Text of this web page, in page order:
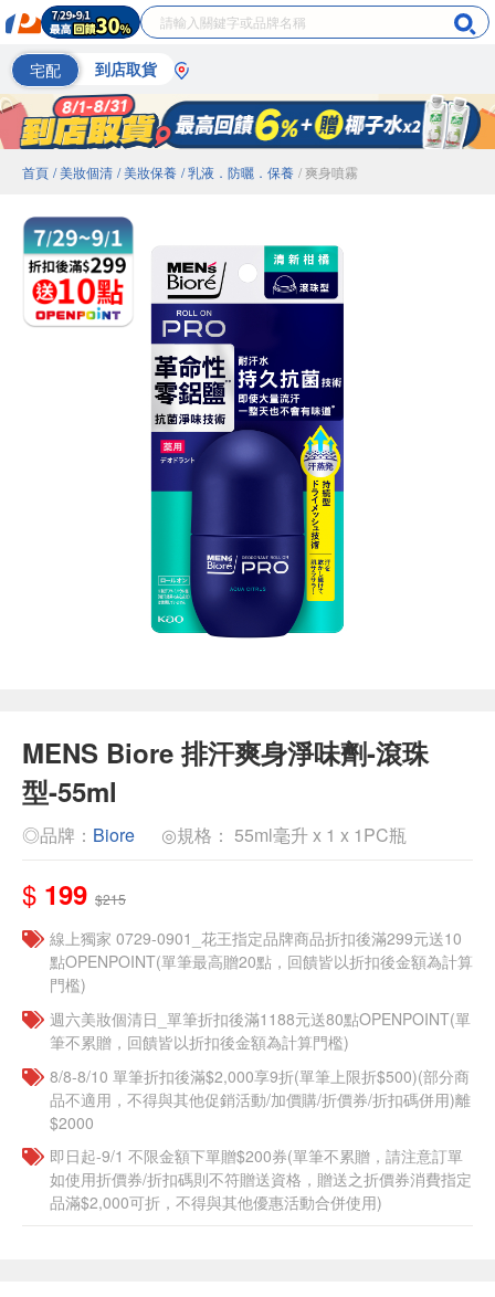
宅配 到店取貨
首頁 / 美妝個清 / 美妝保養 / 乳液．防曬．保養 / 爽身噴霧
MENS Biore 排汗爽身淨味劑-滾珠
型-55ml
◎品牌： Biore ◎規格： 55ml毫升 x 1 x 1PC瓶
$ 199 $215
線上獨家 0729-0901_花王指定品牌商品折扣後滿299元送10
點OPENPOINT(單筆最高贈20點，回饋皆以折扣後金額為計算
門檻)
週六美妝個清日_單筆折扣後滿1188元送80點OPENPOINT(單
筆不累贈，回饋皆以折扣後金額為計算門檻)
8/8-8/10 單筆折扣後滿$2,000享9折(單筆上限折$500)(部分商
品不適用，不得與其他促銷活動/加價購/折價券/折扣碼併用)離
$2000
即日起-9/1 不限金額下單贈$200券(單筆不累贈，請注意訂單
如使用折價券/折扣碼則不符贈送資格，贈送之折價券消費指定
品滿$2,000可折，不得與其他優惠活動合併使用)